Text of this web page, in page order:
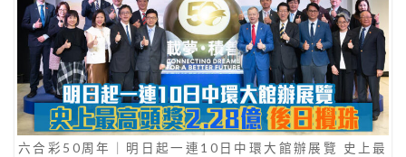
六合彩50周年｜明日起一連10日中環大館辦展覽 史上最